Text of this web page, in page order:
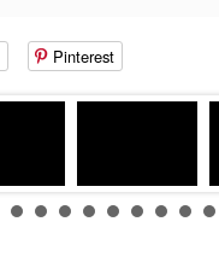
Pinterest